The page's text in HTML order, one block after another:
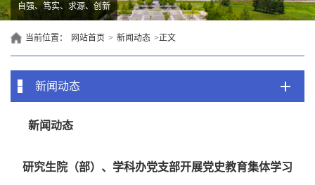
自强、笃实、求源、创新
当前位置： 网站首页 > 新闻动态 >正文
新闻动态
新闻动态
研究生院（部）、学科办党支部开展党史教育集体学习